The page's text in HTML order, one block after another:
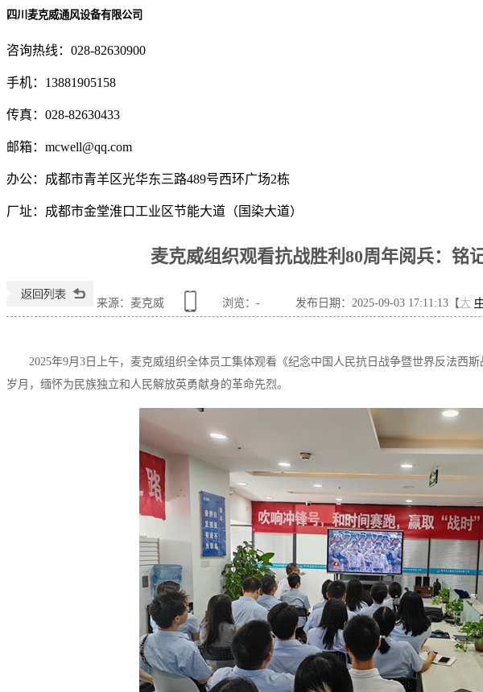
四川麦克威通风设备有限公司
咨询热线： 028-82630900
手机： 13881905158
传真： 028-82630433
邮箱： mcwell@qq.com
办公： 成都市青羊区光华东三路489号西环广场2栋
厂址： 成都市金堂淮口工业区节能大道（国染大道）
麦克威组织观看抗战胜利80周年阅兵：铭
来源：麦克威 浏览： - 发布日期：2025-09-03 17:11:13【大
2025年9月3日上午，麦克威组织全体员工集体观看《纪念中国人民抗日战争暨世界反法西
岁月，缅怀为民族独立和人民解放英勇献身的革命先烈。